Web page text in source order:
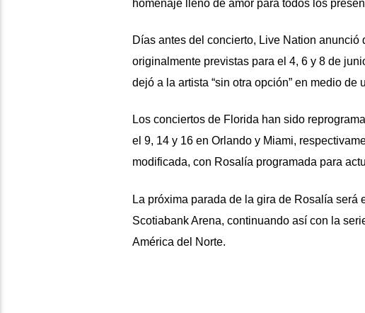
homenaje lleno de amor para todos los
Días antes del concierto, Live Nation
originalmente previstas para el 4, 6 y 8 de
dejó a la artista “sin otra opción” en medio de
Los conciertos de Florida han sido
el 9, 14 y 16 en Orlando y Miami,
modificada, con Rosalía programada para
La próxima parada de la gira de Rosalía será
Scotiabank Arena, continuando así con la
América del Norte.